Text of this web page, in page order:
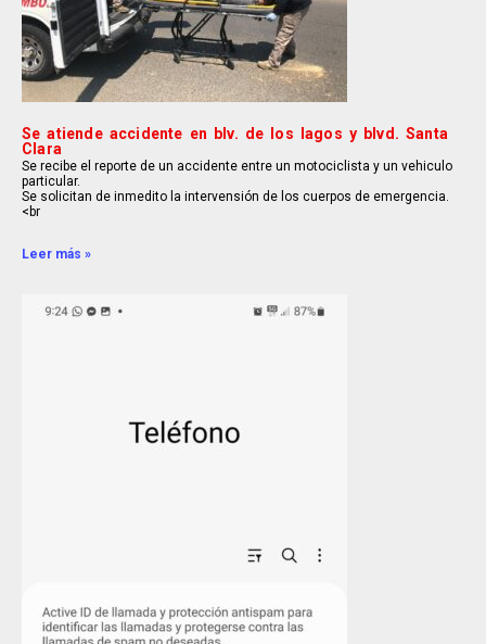
Se atiende accidente en blv. de los lagos y blvd. Santa
Clara
Se recibe el reporte de un accidente entre un motociclista y un vehiculo
particular.
Se solicitan de inmedito la intervensión de los cuerpos de emergencia.
<br
Leer más »